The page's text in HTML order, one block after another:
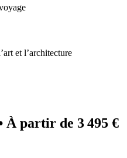
et l’architecture
À partir de 3 495 €